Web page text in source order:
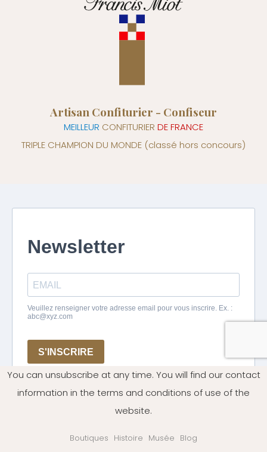
Artisan Confiturier - Confiseur
MEILLEUR CONFITURIER DE FRANCE
TRIPLE CHAMPION DU MONDE (classé hors concours)
You can unsubscribe at any time. You will find our contact
information in the terms and conditions of use of the
website.
Boutiques Histoire Musée Blog